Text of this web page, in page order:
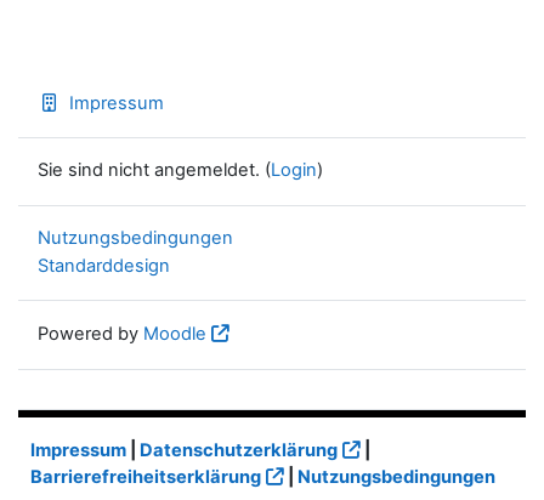
Impressum
Sie sind nicht angemeldet. (Login)
Nutzungsbedingungen
Standarddesign
Powered by Moodle
Impressum Datenschutzerklärung
Barrierefreiheitserklärung
Nutzungsbedingungen